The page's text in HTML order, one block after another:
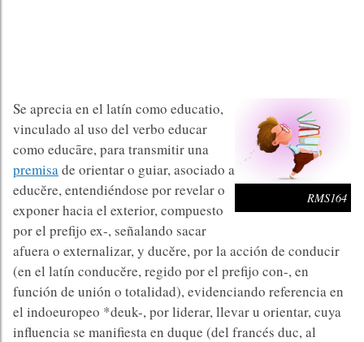
RMS164
Se aprecia en el latín como educatio,
vinculado al uso del verbo educar
como educāre, para transmitir una
premisade orientar o guiar, asociado a
educĕre, entendiéndose por revelar o
exponer hacia el exterior, compuesto
por el prefijo ex-, señalando sacar
afuera o externalizar, y ducĕre, por la acción de conducir
(en el latín conducĕre, regido por el prefijo con-, en
función de unión o totalidad), evidenciando referencia en
el indoeuropeo *deuk-, por liderar, llevar u orientar, cuya
influencia se manifiesta en duque (del francés duc, al